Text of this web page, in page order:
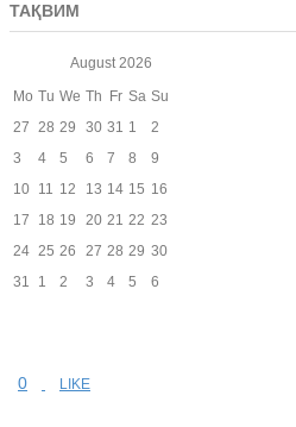
ТАҚВИМ
August 2026
Mo Tu We Th Fr Sa Su
27 28 29 30 31 1
2
3
4 5 6 7 8
9
10 11 12 13 14 15 16
17
18 19 20 21 22 23
24 25 26 27 28 29 30
31
1 2 3 4 5 6
0 LIKE